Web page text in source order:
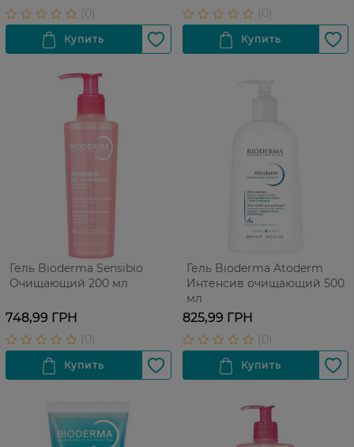
Гель Bioderma Sensibio
Очищающий 200 мл
748,99 ГРН
Гель Bioderma Atoderm
Интенсив очищающий 500
мл
825,99 ГРН